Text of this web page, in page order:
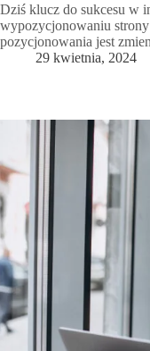
Dziś klucz do sukcesu w
wypozycjonowaniu
pozycjonowania jest
29 kwietnia, 2024